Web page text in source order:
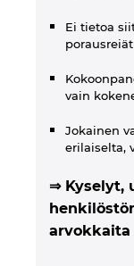
Ei tietoa
vain
Jokainen
erilaiselta,
⇒ Kyselyt,
arvokkaita